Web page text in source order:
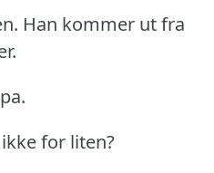
Han kommer ut fra
for liten?